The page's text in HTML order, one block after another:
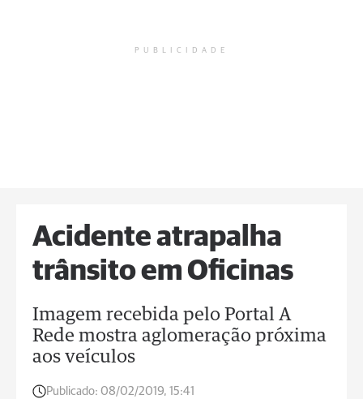
PUBLICIDADE
Acidente atrapalha
trânsito em Oficinas
Imagem recebida pelo Portal A
Rede mostra aglomeração próxima
aos veículos
Publicado: 08/02/2019, 15:41